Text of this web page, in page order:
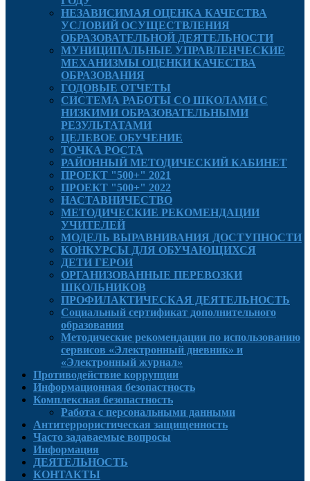
НЕЗАВИСИМАЯ ОЦЕНКА КАЧЕСТВА
УСЛОВИЙ ОСУЩЕСТВЛЕНИЯ
ОБРАЗОВАТЕЛЬНОЙ ДЕЯТЕЛЬНОСТИ
МУНИЦИПАЛЬНЫЕ УПРАВЛЕНЧЕСКИЕ
МЕХАНИЗМЫ ОЦЕНКИ КАЧЕСТВА
ОБРАЗОВАНИЯ
ГОДОВЫЕ ОТЧЕТЫ
СИСТЕМА РАБОТЫ СО ШКОЛАМИ С
НИЗКИМИ ОБРАЗОВАТЕЛЬНЫМИ
РЕЗУЛЬТАТАМИ
ЦЕЛЕВОЕ ОБУЧЕНИЕ
ТОЧКА РОСТА
РАЙОННЫЙ МЕТОДИЧЕСКИЙ КАБИНЕТ
ПРОЕКТ "500+" 2021
ПРОЕКТ "500+" 2022
НАСТАВНИЧЕСТВО
МЕТОДИЧЕСКИЕ РЕКОМЕНДАЦИИ
УЧИТЕЛЕЙ
МОДЕЛЬ ВЫРАВНИВАНИЯ ДОСТУПНОСТИ
КОНКУРСЫ ДЛЯ ОБУЧАЮЩИХСЯ
ДЕТИ ГЕРОИ
ОРГАНИЗОВАННЫЕ ПЕРЕВОЗКИ
ШКОЛЬНИКОВ
ПРОФИЛАКТИЧЕСКАЯ ДЕЯТЕЛЬНОСТЬ
Социальный сертификат дополнительного
образования
Методические рекомендации по использованию
сервисов «Электронный дневник» и
«Электронный журнал»
Противодействие коррупции
Информационная безопастность
Комплексная безопастность
Работа с персональными данными
Антитеррористическая защищенность
Часто задаваемые вопросы
Информация
ДЕЯТЕЛЬНОСТЬ
КОНТАКТЫ